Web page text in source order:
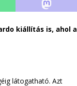
kiállítás is, ahol a
látogatható. Azt